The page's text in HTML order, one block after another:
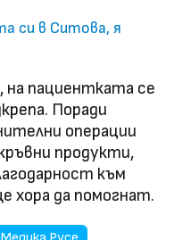
си в Ситова, я
на пациентката се
Поради
операции
продукти,
към
хора да помогнат.